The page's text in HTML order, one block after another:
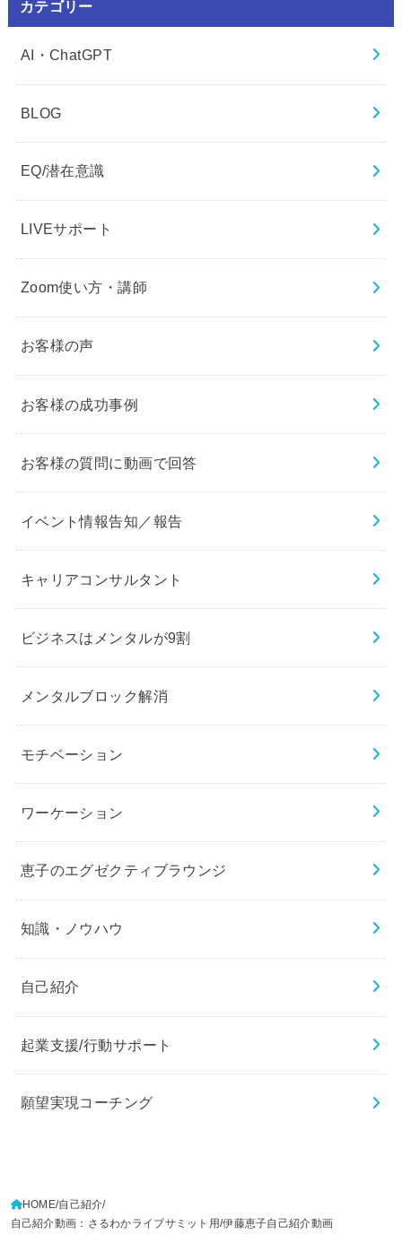
カテゴリー
AI・ChatGPT
BLOG
EQ/潜在意識
LIVEサポート
Zoom使い方・講師
お客様の声
お客様の成功事例
お客様の質問に動画で回答
イベント情報告知／報告
キャリアコンサルタント
ビジネスはメンタルが9割
メンタルブロック解消
モチベーション
ワーケーション
恵子のエグゼクティブラウンジ
知識・ノウハウ
自己紹介
起業支援/行動サポート
願望実現コーチング
HOME 自己紹介
自己紹介動画：さるわかライブサミット用/伊藤恵子自己紹介動画